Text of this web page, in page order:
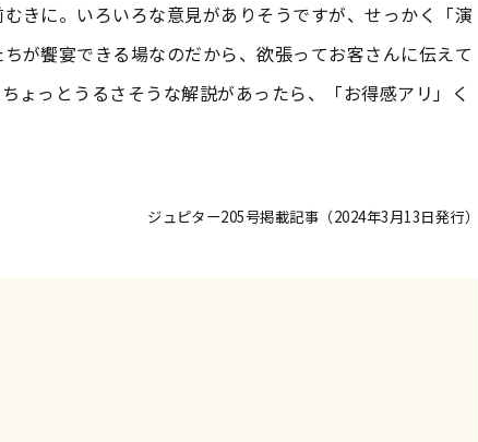
きに。いろいろな意見がありそうですが、せっかく「演
が饗宴できる場なのだから、欲張ってお客さんに伝えて
ょっとうるさそうな解説があったら、「お得感アリ」く
ジュピター205号掲載記事（2024年3月13日発行）